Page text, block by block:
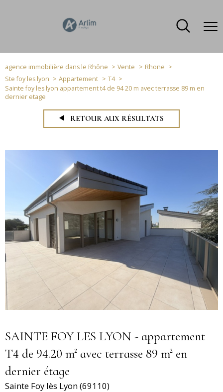
agence immobilière dans le Rhône Vente
Rhone
Ste foy les lyon
Appartement
T4
Sainte foy les lyon appartement t4 de 94 20 m avec terrasse 89 m en
dernier etage
RETOUR AUX RÉSULTATS
SAINTE FOY LES LYON - appartement
T4 de 94.20 m² avec terrasse 89 m² en
dernier étage
Sainte Foy lès Lyon (69110)